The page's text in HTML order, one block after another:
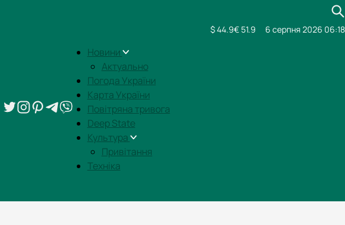
Новини
Актуально
Погода України
Карта України
Повітряна тривога
Deep State
Культура
Привітання
Техніка
$ 44.9€ 51.9 6 серпня 2026 06:18